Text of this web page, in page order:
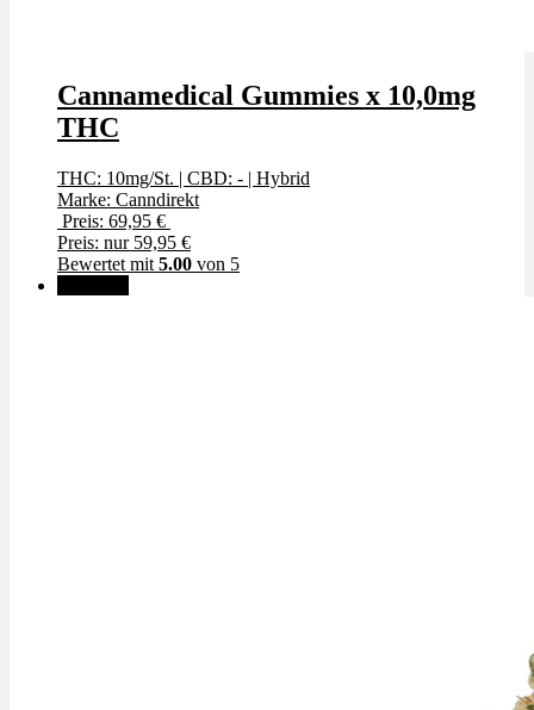
Cannamedical Gummies x 10,0mg
THC
THC: 10mg/St. | CBD: - | Hybrid
Marke: Canndirekt
Preis: 69,95 €
Preis: nur 59,95 €
Bewertet mit 5.00 von 5